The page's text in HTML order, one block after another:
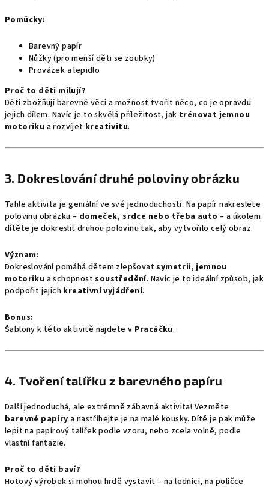
Pomůcky:
Barevný papír
Nůžky (pro menší děti se zoubky)
Provázek a lepidlo
Proč to děti milují?
Děti zbožňují barevné věci a možnost tvořit něco, co je opravdu
jejich dílem. Navíc je to skvělá příležitost, jak trénovat jemnou
motoriku a rozvíjet kreativitu.
3. Dokreslování druhé poloviny obrázku
Tahle aktivita je geniální ve své jednoduchosti. Na papír nakreslete
polovinu obrázku – domeček, srdce nebo třeba auto – a úkolem
dítěte je dokreslit druhou polovinu tak, aby vytvořilo celý obraz.
Význam:
Dokreslování pomáhá dětem zlepšovatsymetrii,jemnou
motoriku a schopnostsoustředění. Navíc je to ideální způsob, jak
podpořit jejich kreativní vyjádření.
Bonus:
Šablony k této aktivitě najdete v Pracáčku.
4.Tvoření talířku z barevného papíru
Další jednoduchá, ale extrémně zábavná aktivita! Vezměte
barevné papíry a nastříhejte je na malé kousky. Dítě je pak může
lepit na papírový talířek podle vzoru, nebo zcela volně, podle
vlastní fantazie.
Proč to děti baví?
Hotový výrobek si mohou hrdě vystavit – na lednici, na poličce